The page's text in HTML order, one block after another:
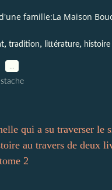
famille:La Maison
, tradition, littérature, histoire
qui a su traverser le
au travers de deux
2